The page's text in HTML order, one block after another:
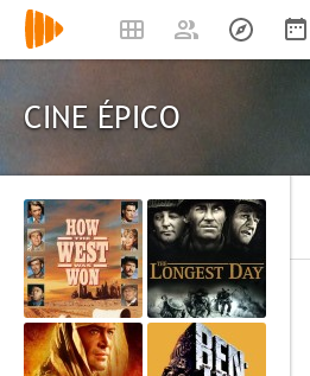
CINE ÉPICO